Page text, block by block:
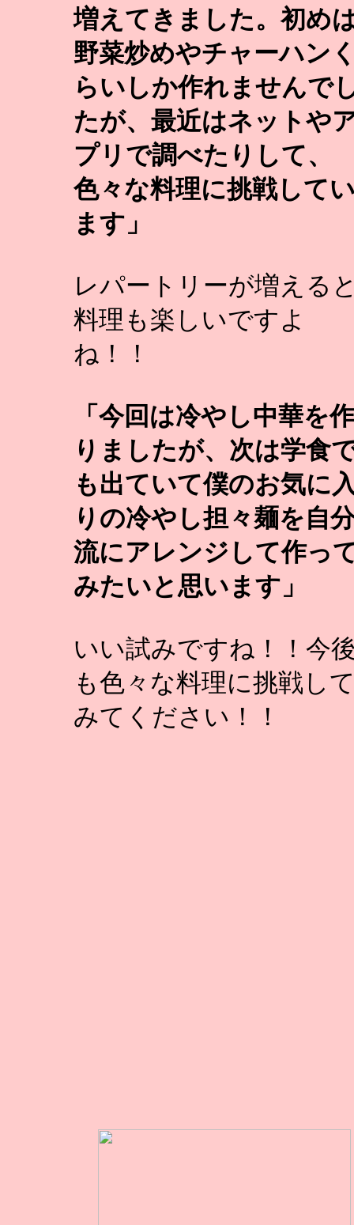
増えてきました。初め
野菜炒めやチャーハン
らいしか作れませんで
たが、最近はネットや
プリで調べたりして、
色々な料理に挑戦して
ます」
レパートリーが増える
料理も楽しいですよ
ね！！
「今回は冷やし中華を作
りましたが、次は学食
も出ていて僕のお気に
りの冷やし担々麺を自
流にアレンジして作っ
みたいと思います」
いい試みですね！！今
も色々な料理に挑戦し
みてください！！